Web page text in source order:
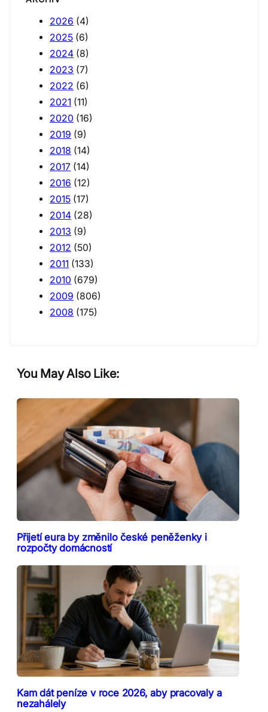
2026 (4)
2025 (6)
2024 (8)
2023 (7)
2022 (6)
2021 (11)
2020 (16)
2019 (9)
2018 (14)
2017 (14)
2016 (12)
2015 (17)
2014 (28)
2013 (9)
2012 (50)
2011 (133)
2010 (679)
2009 (806)
2008 (175)
You May Also Like:
Přijetí eura by změnilo české peněženky i
rozpočty domácností
Kam dát peníze v roce 2026, aby pracovaly a
nezahálely